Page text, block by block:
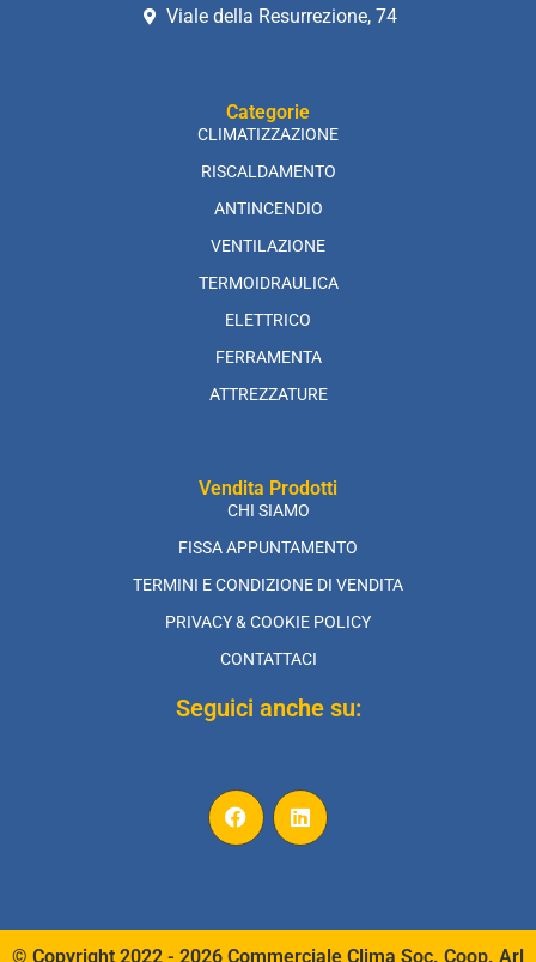
Viale della Resurrezione, 74
Categorie
CLIMATIZZAZIONE
RISCALDAMENTO
ANTINCENDIO
VENTILAZIONE
TERMOIDRAULICA
ELETTRICO
FERRAMENTA
ATTREZZATURE
Vendita Prodotti
CHI SIAMO
FISSA APPUNTAMENTO
TERMINI E CONDIZIONE DI VENDITA
PRIVACY & COOKIE POLICY
CONTATTACI
Seguici anche su:
© Copyright 2022 - 2026 Commerciale Clima Soc. Coop. Arl